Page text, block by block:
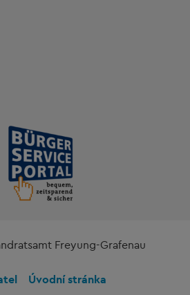
Freyung-Grafenau
Úvodní stránka